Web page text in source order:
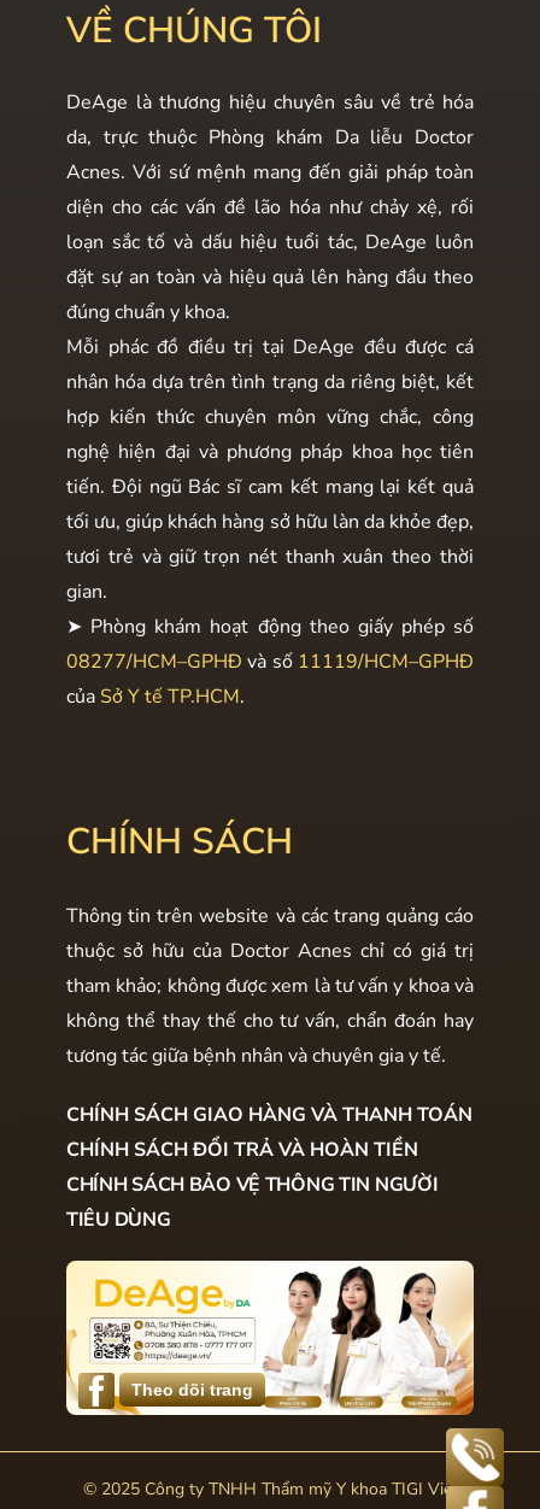
VỀ CHÚNG TÔI
DeAge là thương hiệu chuyên sâu về trẻ hóa
da, trực thuộc Phòng khám Da liễu Doctor
Acnes. Với sứ mệnh mang đến giải pháp toàn
diện cho các vấn đề lão hóa như chảy xệ, rối
loạn sắc tố và dấu hiệu tuổi tác, DeAge luôn
đặt sự an toàn và hiệu quả lên hàng đầu theo
đúng chuẩn y khoa.
Mỗi phác đồ điều trị tại DeAge đều được cá
nhân hóa dựa trên tình trạng da riêng biệt, kết
hợp kiến thức chuyên môn vững chắc, công
nghệ hiện đại và phương pháp khoa học tiên
tiến. Đội ngũ Bác sĩ cam kết mang lại kết quả
tối ưu, giúp khách hàng sở hữu làn da khỏe đẹp,
tươi trẻ và giữ trọn nét thanh xuân theo thời
gian.
➤ Phòng khám hoạt động theo giấy phép số
08277/HCM–GPHĐ và số 11119/HCM–GPHĐ
của Sở Y tế TP.HCM.
CHÍNH SÁCH
Thông tin trên website và các trang quảng cáo
thuộc sở hữu của Doctor Acnes chỉ có giá trị
tham khảo; không được xem là tư vấn y khoa và
không thể thay thế cho tư vấn, chẩn đoán hay
tương tác giữa bệnh nhân và chuyên gia y tế.
CHÍNH SÁCH GIAO HÀNG VÀ THANH TOÁN
CHÍNH SÁCH ĐỔI TRẢ VÀ HOÀN TIỀN
CHÍNH SÁCH BẢO VỆ THÔNG TIN NGƯỜI
TIÊU DÙNG
Theo dõi trang
© 2025 Công ty TNHH Thẩm mỹ Y khoa TIGI Việt